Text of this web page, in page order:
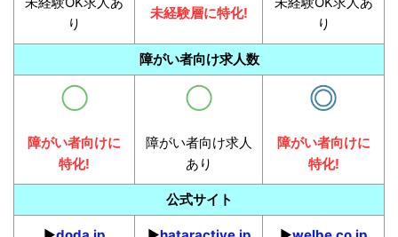
り
未経験層に特化!
り
障がい者向け求人数
障がい者向けに
特化!
障がい者向け求人
あり
障がい者向けに
特化!
公式サイト